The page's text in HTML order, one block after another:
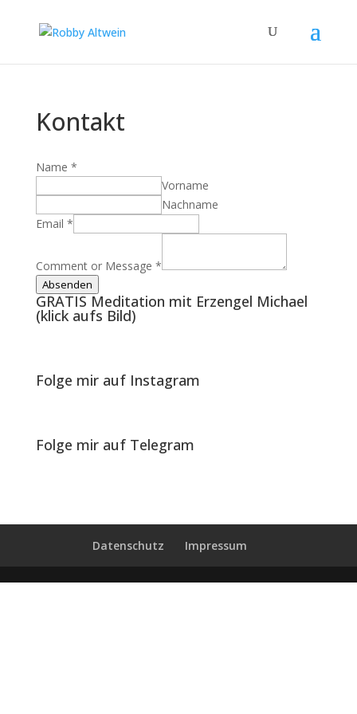
Kontakt
Name *
Vorname
Nachname
Email *
Comment or Message *
Absenden
GRATIS Meditation mit Erzengel Michael
(klick aufs Bild)
Folge mir auf Instagram
Folge mir auf Telegram
Datenschutz Impressum